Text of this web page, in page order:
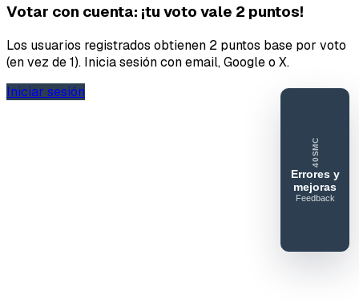
Votar con cuenta: ¡tu voto vale 2 puntos!
Los usuarios registrados obtienen 2 puntos base por voto
(en vez de 1). Inicia sesión con email, Google o X.
Iniciar sesión
40SMC
Errores y
mejoras
Feedback